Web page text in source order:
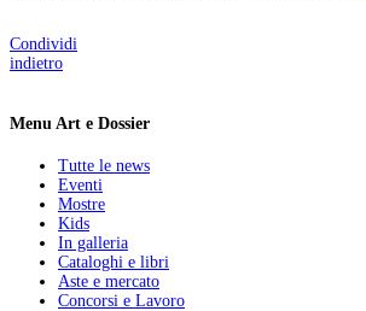
Condividi
indietro
Menu Art e Dossier
Tutte le news
Eventi
Mostre
Kids
In galleria
Cataloghi e libri
Aste e mercato
Concorsi e Lavoro